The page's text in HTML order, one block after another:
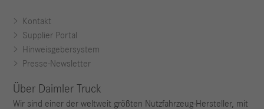
Kontakt
Supplier Portal
Hinweisgebersystem
Presse-Newsletter
Über Daimler Truck
Wir sind einer der weltweit größten Nutzfahrzeug-Hersteller, mit